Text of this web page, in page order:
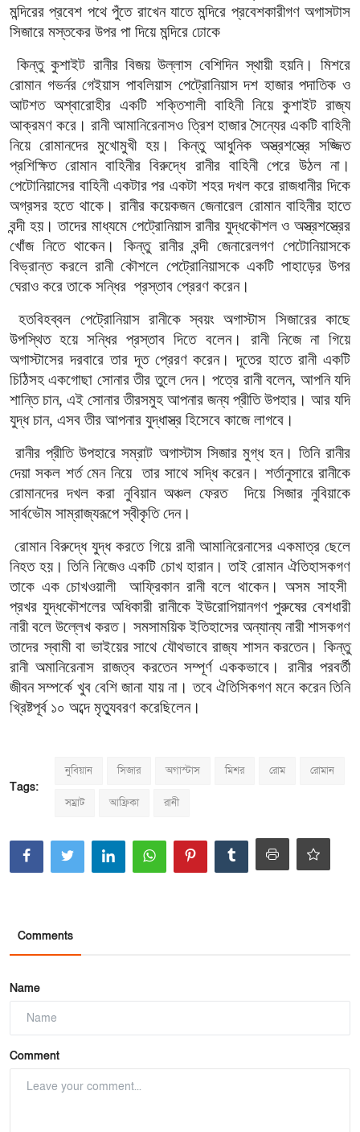
মন্দিরের প্রবেশ পথে পুঁতে রাখেন যাতে মন্দিরে প্রবেশকারীগণ অগাসটাস
সিজারে মস্তকের উপর পা দিয়ে মন্দিরে ঢোকে
কিন্তু কুশাইট রানীর বিজয় উল্লাস বেশিদিন স্থায়ী হয়নি। মিশরে
রোমান গভর্নর গেইয়াস পাবলিয়াস পেট্রোনিয়াস দশ হাজার পদাতিক ও
আটশত অশ্বারোহীর একটি শক্তিশালী বাহিনী নিয়ে কুশাইট রাজ্য
আক্রমণ করে। রানী আমানিরেনাসও ত্রিশ হাজার সৈন্যের একটি বাহিনী
নিয়ে রোমানদের মুখোমুখী হয়। কিন্তু আধুনিক অস্ত্রশস্ত্রে সজ্জিত
প্রশিক্ষিত রোমান বাহিনীর বিরুদ্ধে রানীর বাহিনী পেরে উঠল না।
পেটোনিয়াসের বাহিনী একটার পর একটা শহর দখল করে রাজধানীর দিকে
অগ্রসর হতে থাকে। রানীর কয়েকজন জেনারেল রোমান বাহিনীর হাতে
বন্দী হয়। তাদের মাধ্যমে পেট্রোনিয়াস রানীর যুদ্ধকৌশল ও অস্ত্রশস্ত্রের
খোঁজ নিতে থাকেন। কিন্তু রানীর বন্দী জেনারেলগণ পেটোনিয়াসকে
বিভ্রান্ত করলে রানী কৌশলে পেট্রোনিয়াসকে একটি পাহাড়ের উপর
ঘেরাও করে তাকে সন্ধির প্রস্তাব প্রেরণ করেন।
হতবিহব্বল পেট্রোনিয়াস রানীকে স্বয়ং অগাস্টাস সিজারের কাছে
উপস্থিত হয়ে সন্ধির প্রস্তাব দিতে বলেন। রানী নিজে না গিয়ে
অগাস্টাসের দরবারে তার দূত প্রেরণ করেন। দূতের হাতে রানী একটি
চিঠিসহ একগোছা সোনার তীর তুলে দেন। পত্রে রানী বলেন, আপনি যদি
শান্তি চান, এই সোনার তীরসমুহ আপনার জন্য প্রীতি উপহার। আর যদি
যুদ্ধ চান, এসব তীর আপনার যুদ্ধাস্ত্র হিসেবে কাজে লাগবে।
রানীর প্রীতি উপহারে সম্রাট অগাস্টাস সিজার মুগ্ধ হন। তিনি রানীর
দেয়া সকল শর্ত মেন নিয়ে
তার সাথে সদ্ধি করেন। শর্তানুসারে রানীকে
রোমানদের দখল করা নুবিয়ান অঞ্চল ফেরত
দিয়ে সিজার নুবিয়াকে
সার্বভৌম সাম্রাজ্যরূপে স্বীকৃতি দেন।
রোমান বিরুদ্ধে যুদ্ধ করতে গিয়ে রানী আমানিরেনাসের একমাত্র ছেলে
নিহত হয়। তিনি নিজেও একটি চোখ হারান। তাই রোমান ঐতিহাসকগণ
তাকে এক চোখওয়ালী
আফ্রিকান রানী বলে থাকেন। অসম সাহসী
প্রখর যুদ্ধকৌশলের অধিকারী রানীকে ইউরোপিয়ানগণ পুরুষের বেশধারী
নারী বলে উল্লেখ করত। সমসাময়িক ইতিহাসের অন্যান্য নারী শাসকগণ
তাদের স্বামী বা ভাইয়ের সাথে যৌথভাবে রাজ্য শাসন করতেন। কিন্তু
রানী অমানিরেনাস রাজত্ব করতেন সম্পূর্ণ এককভাবে। রানীর পরবর্তী
জীবন সম্পর্কে খুব বেশি জানা যায় না। তবে ঐতিসিকগণ মনে করেন তিনি
খ্রিষ্টপূর্ব ১০ অব্দে মৃত্যুবরণ করেছিলেন।
Tags:
নুবিয়ান সিজার অগাস্টাস মিশর রোম রোমান
সম্রাট আফ্রিকা রানী
Comments
Name
Comment